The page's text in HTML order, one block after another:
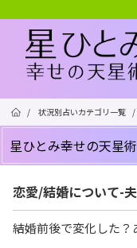
/ 状況別占いカテゴリ一覧 /
星ひとみ幸せの天星
恋愛/結婚について-
結婚前後で変化した